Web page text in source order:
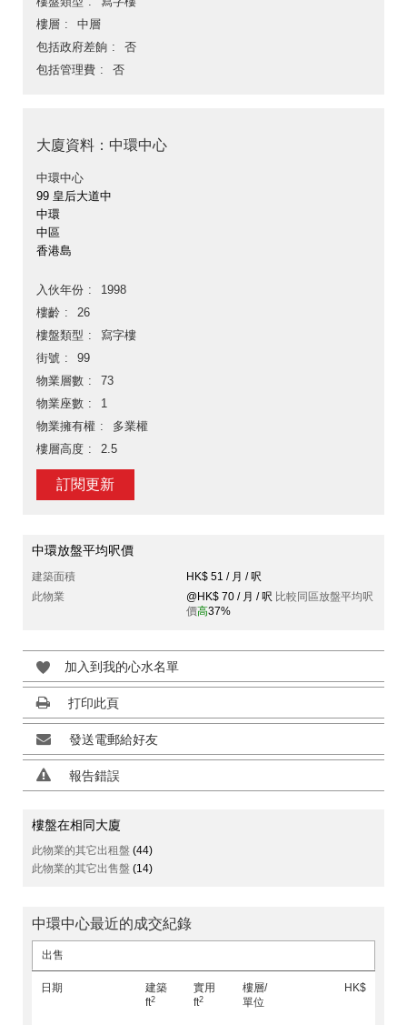
樓層
中層
包括政府差餉
否
包括管理費
否
大廈資料：中環中心
中環中心
99 皇后大道中
中環
中區
香港島
入伙年份
1998
樓齡
26
樓盤類型
寫字樓
街號
99
物業層數
73
物業座數
1
物業擁有權
多業權
樓層高度
2.5
訂閱更新
中環放盤平均呎價
建築面積
HK$ 51 / 月 / 呎
此物業
@HK$ 70 / 月 / 呎 比較同區放盤平均呎
價高37%
加入到我的心水名單
打印此頁
發送電郵給好友
報告錯誤
樓盤在相同大廈
此物業的其它出租盤 (44)
此物業的其它出售盤 (14)
中環中心最近的成交紀錄
出售
日期
建築
ft2
實用
ft2
樓層/
單位
HK$